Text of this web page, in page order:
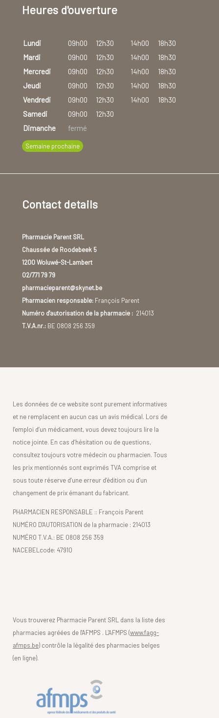
Heures d'ouverture
Lundi 09h00 12h30 14h00
18h30
Mardi
09h00 12h30 14h00
18h30
Mercredi
09h00 12h30 14h00
18h30
Jeudi
09h00 12h30 14h00
18h30
Vendredi
09h00 12h30 14h00
18h30
Samedi
09h00
12h30
Dimanche
fermé
Semaine prochaine
Contact details
Pharmacie Parent SRL
Chaussée de Roodebeek 5
1200 Woluwé-St-Lambert
02/771 79 79
pharmacieparent@skynet.be
Pharmacien responsable:François Parent
Numéro d'autorisation de la pharmacie :214013
T.V.A.nr.:BE 0808 256 359
Les données de ce website sont purement informatives
et ne remplacent en aucun cas un avis médical. Lors de
l’emploi d’un médicament, vous devez toujours lire la
notice jointe. En cas d’hésitation ou de questions,
consultez toujours votre médecin ou pharmacien. Tous
les prix mentionnés sont exprimés TVA comprise et
sous toute réserve d’une erreur d’édition ou d’un
changement de prix émanant du fabricant.
PHARMACIEN RESPONSABLE :: François Parent
NUMÉRO D'AUTORISATION de la pharmacie : 214013
NUMÉRO T.V.A.: BE 0808 256 359
NACEBELcode: 47910
Vous trouverez Pharmacie Parent SRL dans la liste des
pharmacies agréées de l'AFMPS . L'AFMPS (www.fagg-
afmps.be) contrôle la légalité des pharmacies belges
(en ligne).